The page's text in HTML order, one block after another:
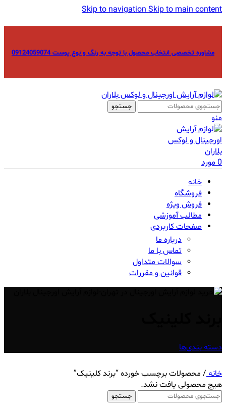
Skip to navigationSkip to main content
مشاوره تخصصی انتخاب محصول با توجه به رنگ و نوع پوست 09124059074
جستجو
منو
0مورد
خانه
فروشگاه
فروش ویژه
مطالب آموزشی
صفحات کاربردی
درباره ما
تماس با ما
سوالات متداول
قوانین و مقررات
دسته بندی‌ها
خانه/ محصولات برچسب خورده “برند کلینیک”
هیچ محصولی یافت نشد.
جستجو